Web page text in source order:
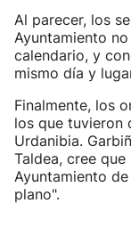
Al parecer, los
Ayuntamiento
calendario, y
mismo día y
Finalmente, los
los que tuvieron
Urdanibia.
Taldea, cree
Ayuntamiento
plano".